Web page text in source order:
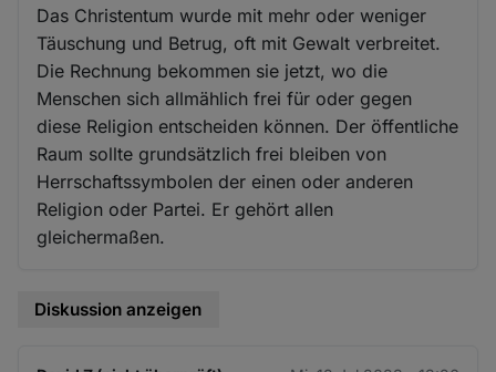
Das Christentum wurde mit mehr oder weniger
Täuschung und Betrug, oft mit Gewalt verbreitet.
Die Rechnung bekommen sie jetzt, wo die
Menschen sich allmählich frei für oder gegen
diese Religion entscheiden können. Der öffentliche
Raum sollte grundsätzlich frei bleiben von
Herrschaftssymbolen der einen oder anderen
Religion oder Partei. Er gehört allen
gleichermaßen.
Diskussion anzeigen